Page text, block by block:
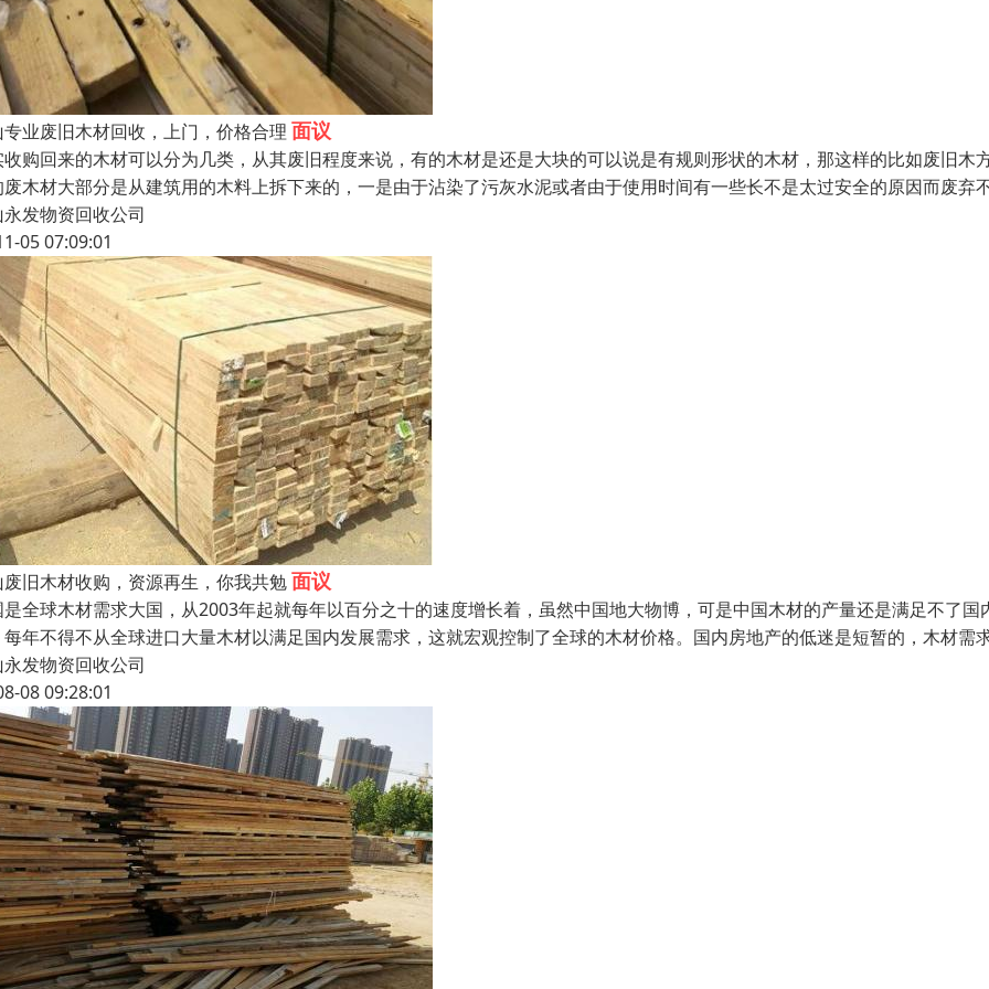
业废旧木材回收，上门，价格合理 面议
购回来的木材可以分为几类，从其废旧程度来说，有的木材是还是大块的可以说是有规则形状的木材，那这样的比如废旧木
木材大部分是从建筑用的木料上拆下来的，一是由于沾染了污灰水泥或者由于使用时间有一些长不是太过安全的原因而废弃
发物资回收公司
05 07:09:01
旧木材收购，资源再生，你我共勉面议
全球木材需求大国，从2003年起就每年以百分之十的速度增长着，虽然中国地大物博，可是中国木材的产量还是满足不了国
年不得不从全球进口大量木材以满足国内发展需求，这就宏观控制了全球的木材价格。国内房地产的低迷是短暂的，木材需
发物资回收公司
08 09:28:01